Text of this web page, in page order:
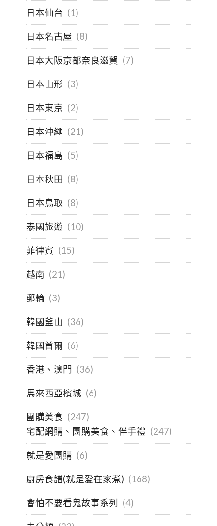
日本仙台 (1)
日本名古屋 (8)
日本大阪京都奈良滋賀 (7)
日本山形 (3)
日本東京 (2)
日本沖繩 (21)
日本福島 (5)
日本秋田 (8)
日本鳥取 (8)
泰國旅遊 (10)
菲律賓 (15)
越南 (21)
郵輪 (3)
韓國釜山 (36)
韓國首爾 (6)
香港、澳門 (36)
馬來西亞檳城 (6)
團購美食 (247)
宅配網購、團購美食、伴手禮 (247)
就是愛團購 (6)
廚房食譜(就是愛在家煮) (168)
會怕不要看鬼故事系列 (4)